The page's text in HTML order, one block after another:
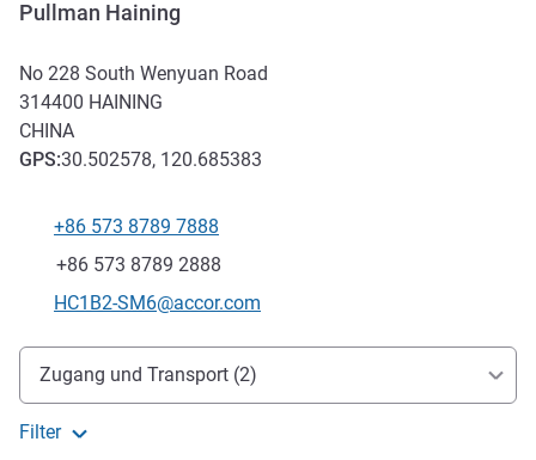
Pullman Haining
No 228 South Wenyuan Road
314400 HAINING
CHINA
GPS:30.502578, 120.685383
+86 573 8789 7888
Fax
+86 573 8789 2888
Kontakt-E-Mail
HC1B2-SM6@accor.com
Erreichbarkeit und Anbindung
Zugang und Transport (2)
Filter